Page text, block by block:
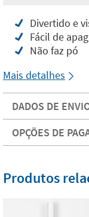
Divertido e
Fácil de
Não faz pó
Mais detalhes
DADOS DE
OPÇÕES DE
Produtos